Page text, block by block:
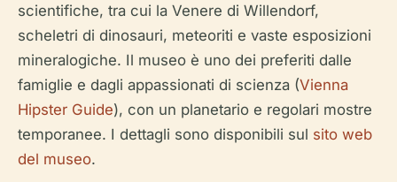
scientifiche, tra cui la Venere di Willendorf,
scheletri di dinosauri, meteoriti e vaste esposizioni
mineralogiche. Il museo è uno dei preferiti dalle
famiglie e dagli appassionati di scienza (Vienna
Hipster Guide), con un planetario e regolari mostre
temporanee. I dettagli sono disponibili sul sito web
del museo.